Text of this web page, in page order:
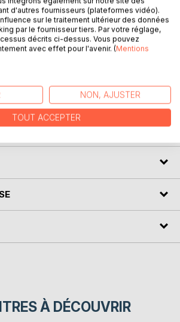
rendu heureuse, j'avais eu un
C'était comme si la vie dont je me
existé.
son mariage et sa vie
& SLOW BURN ***
À DÉCOUVRIR
d'autres fournisseurs (plateformes vidéo).
sur le traitement ultérieur des données
par le fournisseur tiers. Par votre réglage,
décrits ci-dessus. Vous pouvez
avec effet pour l'avenir. (Mentions
NON, AJUSTER
TOUT ACCEPTER